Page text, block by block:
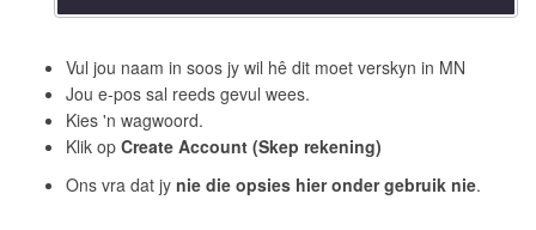
Vul jou naam in soos jy wil hê dit moet verskyn in MN
Jou e-pos sal reeds gevul wees.
Kies 'n wagwoord.
Klik op Create Account (Skep rekening)
Ons vra dat jy nie die opsies hier onder gebruik nie.